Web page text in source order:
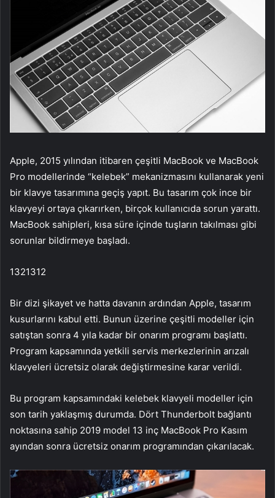
Apple, 2015 yılından itibaren çeşitli MacBook ve MacBook
Pro modellerinde “kelebek” mekanizmasını kullanarak yeni
bir klavye tasarımına geçiş yapıt. Bu tasarım çok ince bir
klavyeyi ortaya çıkarırken, birçok kullanıcıda sorun yarattı.
MacBook sahipleri, kısa süre içinde tuşların takılması gibi
sorunlar bildirmeye başladı.
1321312
Bir dizi şikayet ve hatta davanın ardından Apple, tasarım
kusurlarını kabul etti. Bunun üzerine çeşitli modeller için
satıştan sonra 4 yıla kadar bir onarım programı başlattı.
Program kapsamında yetkili servis merkezlerinin arızalı
klavyeleri ücretsiz olarak değiştirmesine karar verildi.
Bu program kapsamındaki kelebek klavyeli modeller için
son tarih yaklaşmış durumda. Dört Thunderbolt bağlantı
noktasına sahip 2019 model 13 inç MacBook Pro Kasım
ayından sonra ücretsiz onarım programından çıkarılacak.